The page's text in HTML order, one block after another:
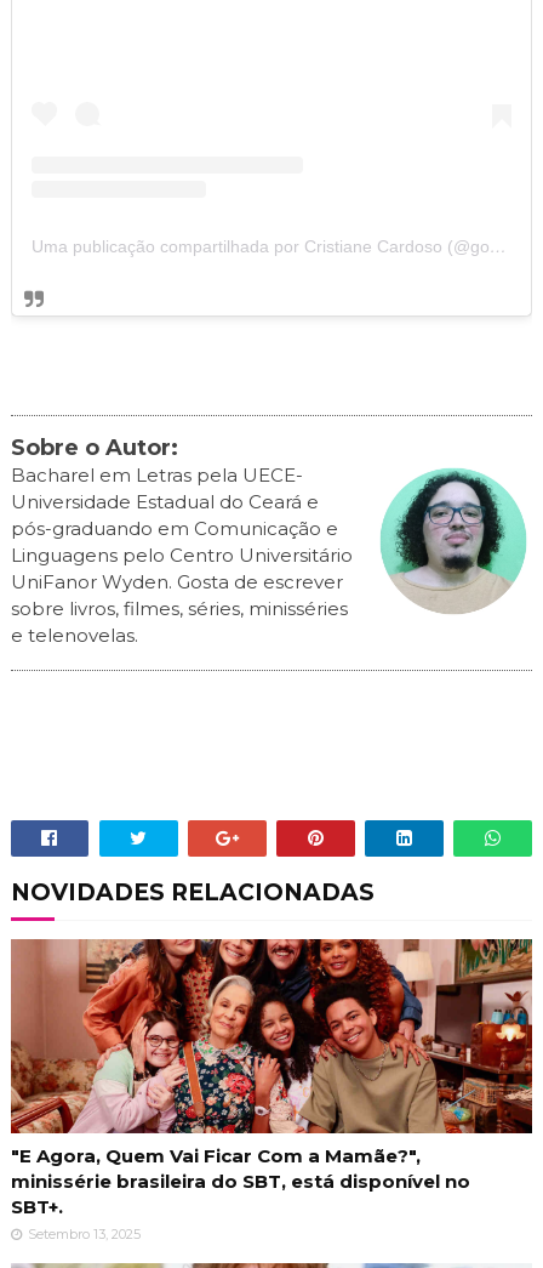
Uma publicação compartilhada por Cristiane Cardoso (@godllywoodoficial)
Sobre o Autor:
Bacharel em Letras pela UECE-
Universidade Estadual do Ceará e
pós-graduando em Comunicação e
Linguagens pelo Centro Universitário
UniFanor Wyden. Gosta de escrever
sobre livros, filmes, séries, minisséries
e telenovelas.
NOVIDADES RELACIONADAS
"E Agora, Quem Vai Ficar Com a Mamãe?",
minissérie brasileira do SBT, está disponível no
SBT+.
Setembro 13, 2025